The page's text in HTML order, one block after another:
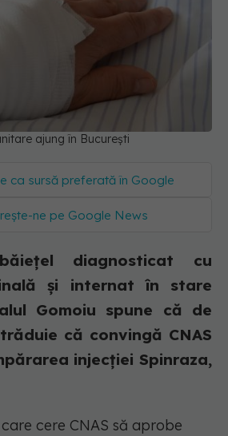
ajung în București
ca sursă preferată în Google
ne pe Google News
diagnosticat cu
și internat în stare
Gomoiu spune că de
că convingă CNAS
injecției Spinraza,
cere CNAS să aprobe